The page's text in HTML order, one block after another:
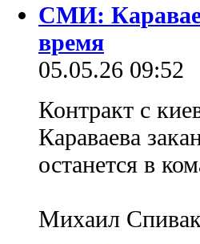
СМИ:
время
05.05.26 09:52
Контракт с
Караваева
останется в
Михаил